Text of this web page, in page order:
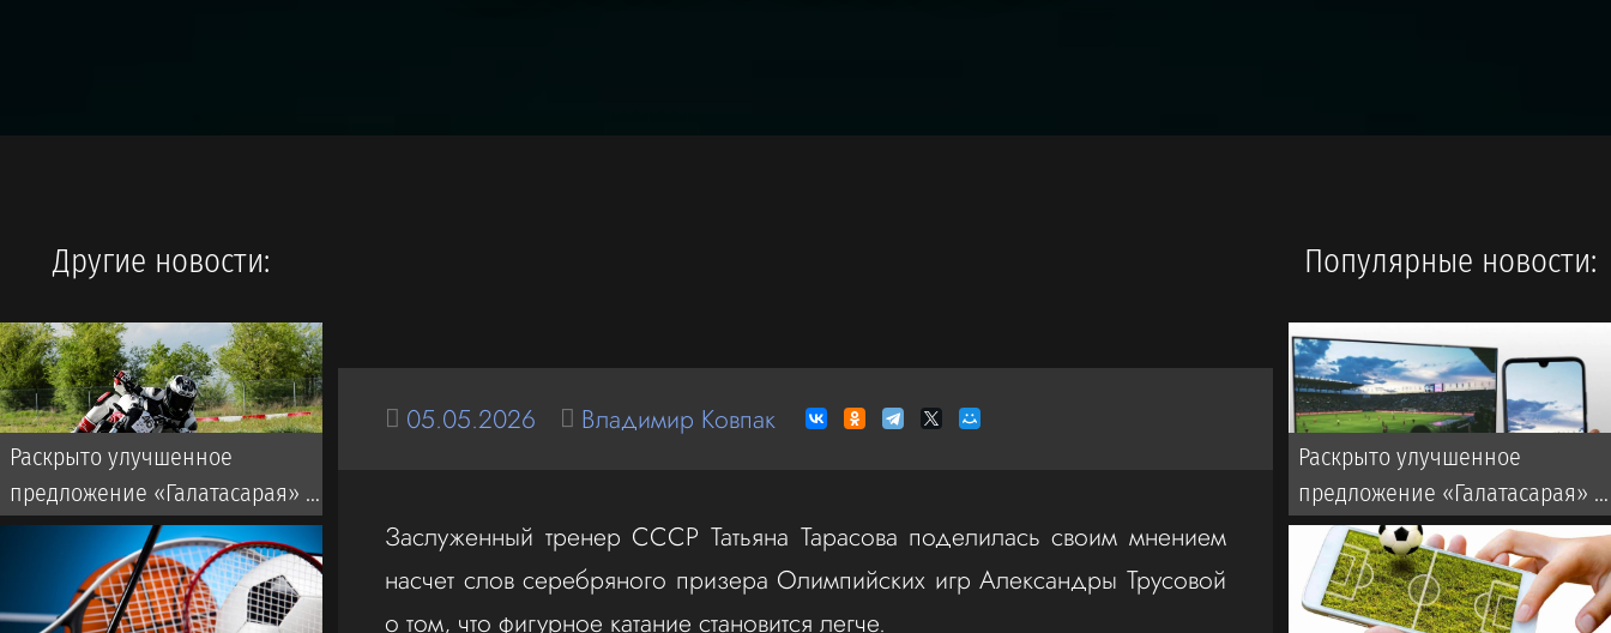
05.05.2026 Владимир Ковпак
Заслуженный тренер СССР Татьяна Тарасова поделилась своим мнением
насчет слов серебряного призера Олимпийских игр Александры Трусовой
о том, что фигурное катание становится легче.
Другие новости:
Раскрыто улучшенное
предложение «Галатасарая» по
Батракову из «Локомотива»
Популярные новости:
Раскрыто улучшенное
предложение «Галатасарая»
Батракову из «Локомотива»